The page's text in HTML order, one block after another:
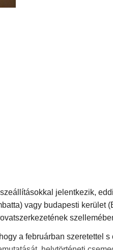
jelentkezik,
vagy budapesti kerület
a februárban szeretettel